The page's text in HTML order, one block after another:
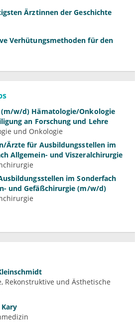
Ärztinnen der Geschichte
Verhütungsmethoden für den
(m/w/d) Hämatologie/Onkologie
an Forschung und Lehre
und Onkologie
Ärzte für Ausbildungsstellen im
Allgemein- und Viszeralchirurgie
im Sonderfach
und Gefäßchirurgie (m/w/d)
Rekonstruktive und Ästhetische